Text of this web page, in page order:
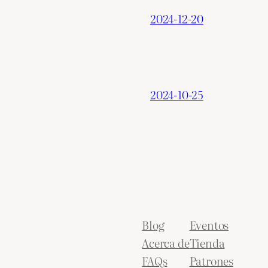
2024-12-20
2024-10-25
Blog
Acerca de
FAQs
Eventos
Tienda
Patrones